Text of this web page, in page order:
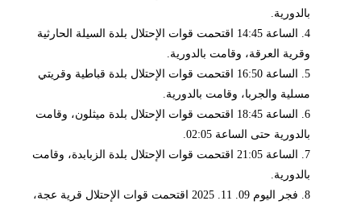
بالدورية.
4. الساعة 14:45 اقتحمت قوات الإحتلال بلدة السيلة الحارثية
وقرية العرقة، وقامت بالدورية.
5. الساعة 16:50 اقتحمت قوات الإحتلال بلدة قباطية وقريتي
مسلية والجربا، وقامت بالدورية.
6. الساعة 18:45 اقتحمت قوات الإحتلال بلدة ميثلون، وقامت
بالدورية حتى الساعة 02:05.
7. الساعة 21:05 اقتحمت قوات الإحتلال بلدة الزبابدة، وقامت
بالدورية.
8. فجر اليوم 09. 11. 2025 اقتحمت قوات الإحتلال قرية عجة،